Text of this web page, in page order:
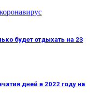
коронавирус
будет отдыхать на 23
дней в 2022 году на